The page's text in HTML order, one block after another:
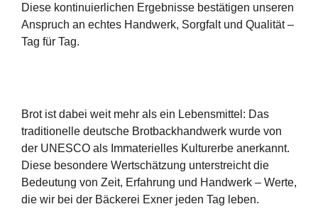
Diese kontinuierlichen Ergebnisse bestätigen unseren
Anspruch an echtes Handwerk, Sorgfalt und Qualität –
Tag für Tag.
Brot ist dabei weit mehr als ein Lebensmittel: Das
traditionelle deutsche Brotbackhandwerk wurde von
der UNESCO als Immaterielles Kulturerbe anerkannt.
Diese besondere Wertschätzung unterstreicht die
Bedeutung von Zeit, Erfahrung und Handwerk – Werte,
die wir bei der Bäckerei Exner jeden Tag leben.